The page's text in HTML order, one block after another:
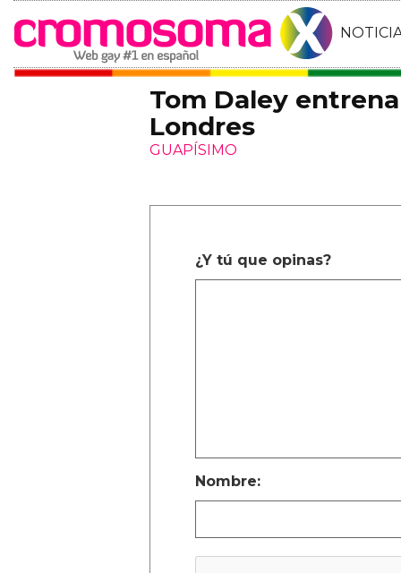
Tom Daley
Londres
GUAPÍSIMO
¿Y tú que opinas?
Nombre: